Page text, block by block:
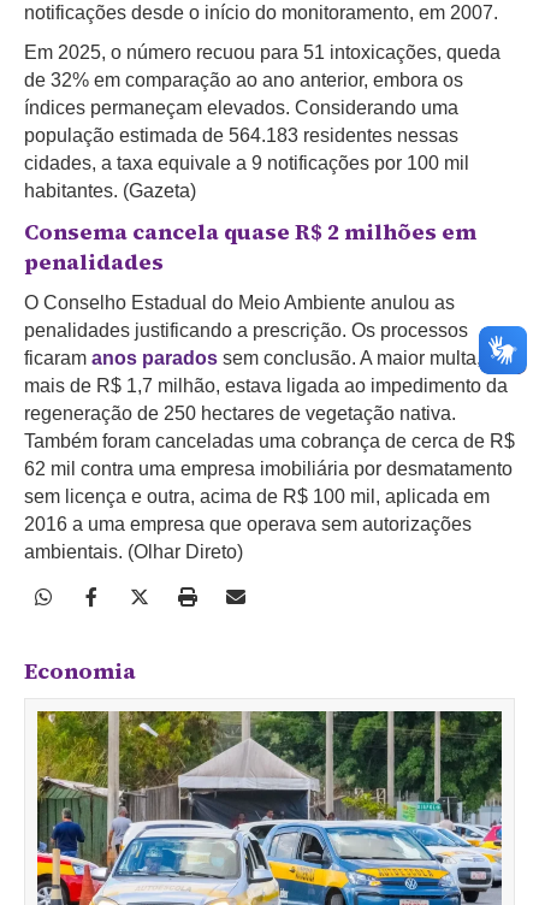
notificações desde o início do monitoramento, em 2007.
Em 2025, o número recuou para 51 intoxicações, queda
de 32% em comparação ao ano anterior, embora os
índices permaneçam elevados. Considerando uma
população estimada de 564.183 residentes nessas
cidades, a taxa equivale a 9 notificações por 100 mil
habitantes. (Gazeta)
Consema cancela quase R$ 2 milhões em
penalidades
O Conselho Estadual do Meio Ambiente anulou as
penalidades justificando a prescrição. Os processos
ficaram anos parados sem conclusão. A maior multa, de
mais de R$ 1,7 milhão, estava ligada ao impedimento da
regeneração de 250 hectares de vegetação nativa.
Também foram canceladas uma cobrança de cerca de R$
62 mil contra uma empresa imobiliária por desmatamento
sem licença e outra, acima de R$ 100 mil, aplicada em
2016 a uma empresa que operava sem autorizações
ambientais. (Olhar Direto)
Economia